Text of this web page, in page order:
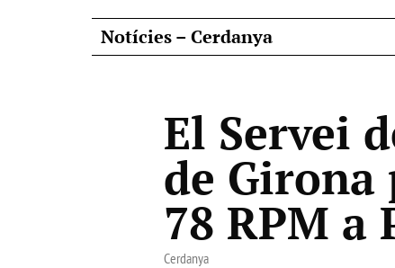
Notícies – Cerdanya
El Servei
de Girona
78 RPM a
Cerdanya